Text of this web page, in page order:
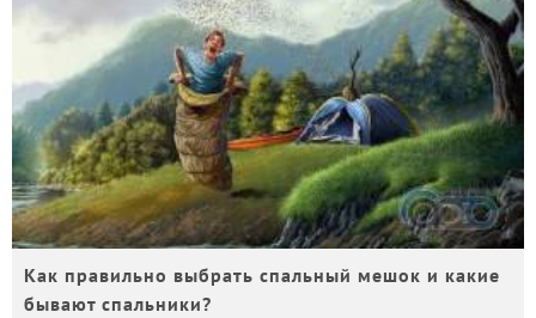
Как правильно выбрать спальный мешок и какие
бывают спальники?